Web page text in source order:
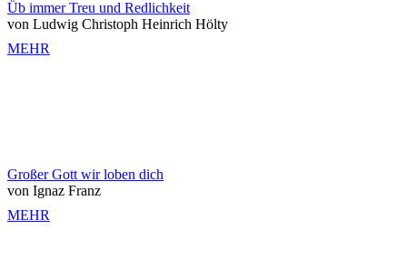
Üb immer Treu und Redlichkeit
von Ludwig Christoph Heinrich Hölty
MEHR
Großer Gott wir loben dich
von Ignaz Franz
MEHR